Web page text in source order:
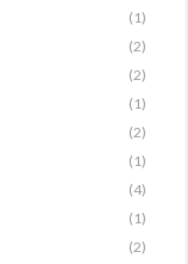
(1)
(2)
(2)
(1)
(2)
(1)
(4)
(1)
(2)